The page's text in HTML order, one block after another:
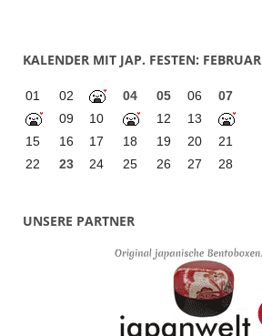
KALENDER MIT JAP. FESTEN: FEBRUAR
01 02 04 05 06
07
09
10 12
13
15
16 17 18 19 20
21
22
23 24 25 26 27 28
UNSERE PARTNER